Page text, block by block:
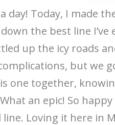
day! Today, I made
the best line
up the icy roads
but we
one together,
an epic! So
line. Loving it here in